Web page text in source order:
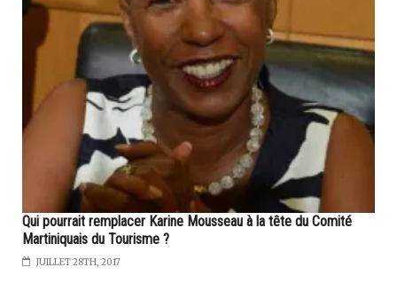
Qui pourrait remplacer Karine Mousseau à la tête du Comité
Martiniquais du Tourisme ?
JUILLET 28TH, 2017